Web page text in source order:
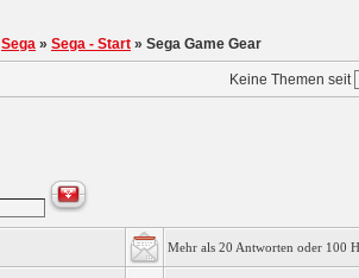
Sega » Sega - Start » Sega Game Gear
Keine Themen seit
Mehr als 20 Antworten oder 100